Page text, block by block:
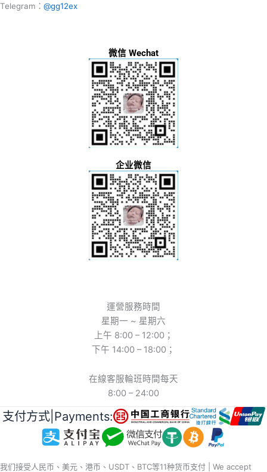
Telegram： @gg12ex
微信 Wechat
企业微信
運營服務時間
星期一 ~ 星期六
上午 8:00 – 12:00；
下午 14:00 – 18:00；
在線客服輪班時間每天
8:00 – 24:00
支付方式|Payments:
我们接受人民币、美元、港币、USDT、BTC等11种货币支付 | We accept